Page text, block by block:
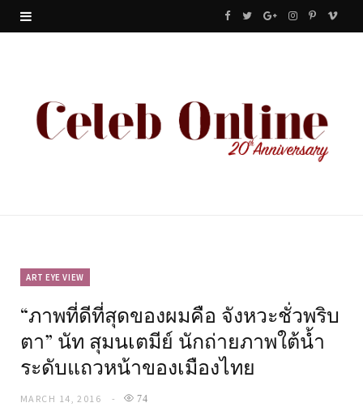
F
e
b
T
t
G
g
l
I
t
a
P
t
e
V
ART EYE VIEW
“ภาพที่ดีที่สุดของผมคือ จังหวะชั่วพริบ
ตา” นัท สุมนเตมีย์ นักถ่ายภาพใต้น้ำ
ระดับแถวหน้าของเมืองไทย
MARCH 14, 2016 74